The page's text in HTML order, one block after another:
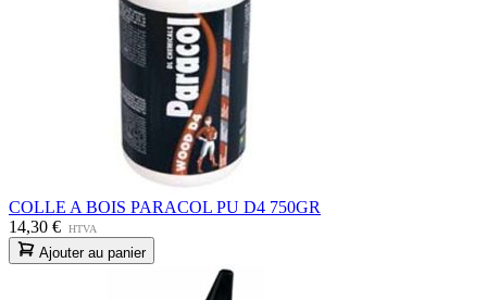
COLLE A BOIS PARACOL PU D4 750GR
14,30 €
HTVA
Ajouter au panier